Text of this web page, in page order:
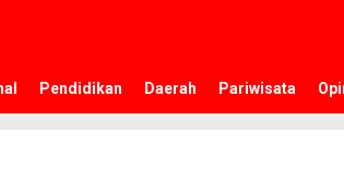
Pendidikan Daerah Pariwisata